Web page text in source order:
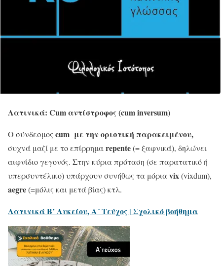
Λατινικά: Cum αντίστροφος (cum inversum)
Ο σύνδεσμος cum με την οριστική παρακειμένου,
συχνά μαζί με το επίρρημαrepente(= ξαφνικά), δηλώνει
αιφνίδιο γεγονός. Στην κύρια πρόταση (σε παρατατικό ή
υπερσυντέλικο) υπάρχουν συνήθως τα μόριαvix(vixdum),
aegre(=μόλις και μετά βίας) κτλ.
Λατινικά Β’ Λυκείου, Α´ Τεύχος | Σχολικό βοήθημα